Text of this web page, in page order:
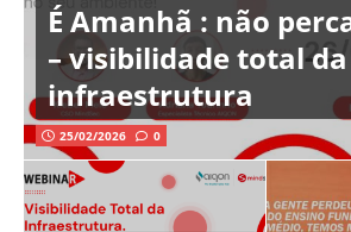
É Amanhã : não
– visibilidade total da
infraestrutura
25/02/2026 0